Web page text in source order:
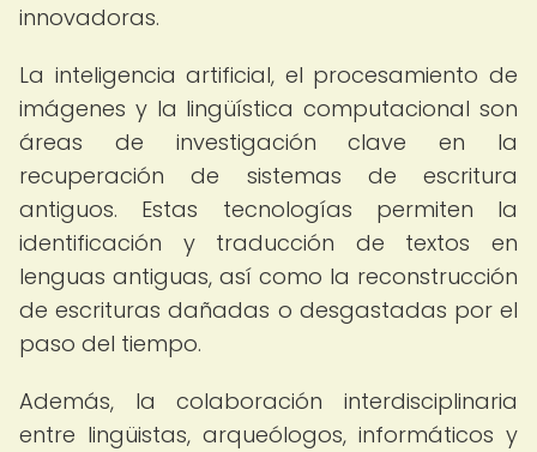
innovadoras.
La inteligencia artificial, el procesamiento de
imágenes y la lingüística computacional son
áreas de investigación clave en la
recuperación de sistemas de escritura
antiguos. Estas tecnologías permiten la
identificación y traducción de textos en
lenguas antiguas, así como la reconstrucción
de escrituras dañadas o desgastadas por el
paso del tiempo.
Además, la colaboración interdisciplinaria
entre lingüistas, arqueólogos, informáticos y